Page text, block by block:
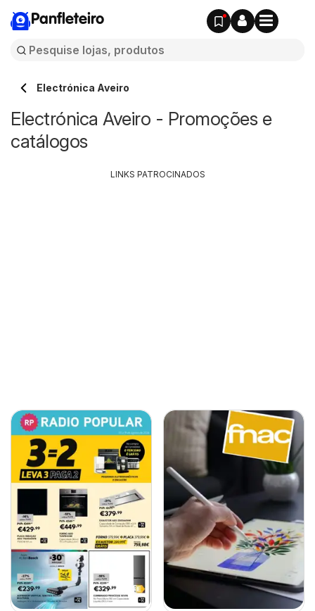
Panfleteiro
Electrónica Aveiro
Electrónica Aveiro - Promoções e
catálogos
LINKS PATROCINADOS